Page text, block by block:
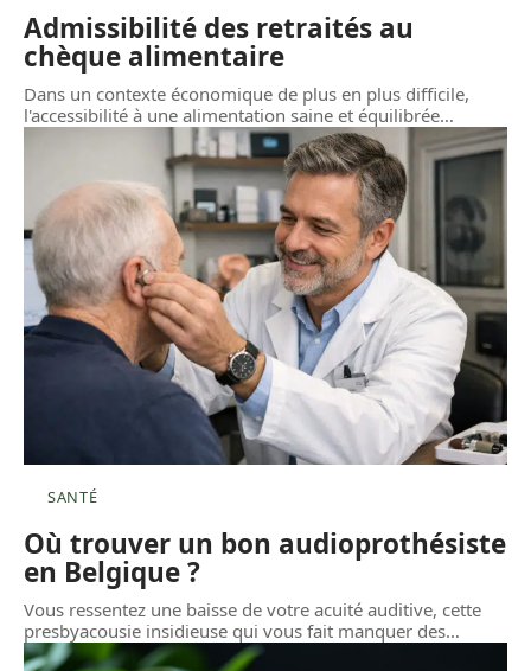
Admissibilité des retraités au
chèque alimentaire
Dans un contexte économique de plus en plus difficile,
l'accessibilité à une alimentation saine et équilibrée…
SANTÉ
Où trouver un bon audioprothésiste
en Belgique ?
Vous ressentez une baisse de votre acuité auditive, cette
presbyacousie insidieuse qui vous fait manquer des…